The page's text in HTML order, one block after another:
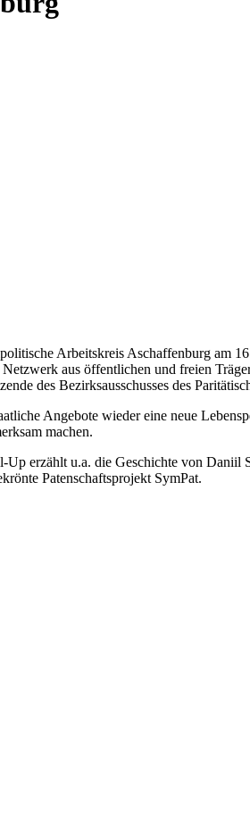
Arbeitskreis Aschaffenburg am
aus öffentlichen und freien
des Bezirksausschusses des
Angebote wieder eine neue
machen.
erzählt u.a. die Geschichte von Daniil
Patenschaftsprojekt SymPat.